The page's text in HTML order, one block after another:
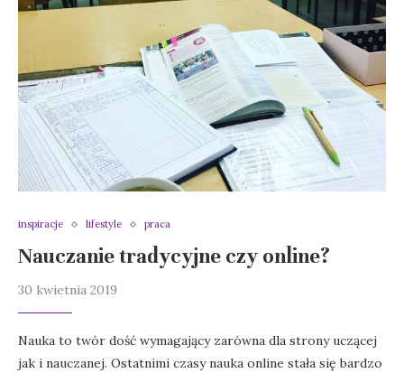
inspiracje lifestyle praca
Nauczanie tradycyjne czy online?
30 kwietnia 2019
Nauka to twór dość wymagający zarówna dla strony uczącej
jak i nauczanej. Ostatnimi czasy nauka online stała się bardzo